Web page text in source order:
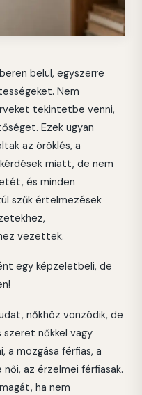
belül, egyszerre
Nem
tekintetbe venni,
Ezek ugyan
az öröklés, a
miatt, de nem
és minden
szűk értelmezések
vezettek.
egy képzeletbeli, de
nőkhöz vonzódik, de
szeret nőkkel vagy
a mozgása férfias, a
az érzelmei férfiasak.
ha nem